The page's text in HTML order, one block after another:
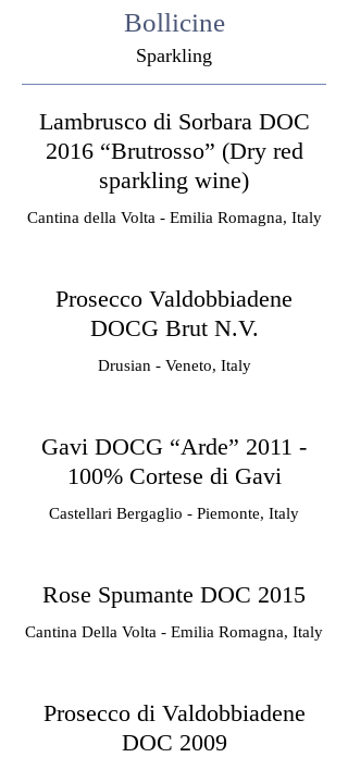
Bollicine
Sparkling
Lambrusco di Sorbara DOC
2016 “Brutrosso” (Dry red
sparkling wine)
Cantina della Volta - Emilia Romagna, Italy
Prosecco Valdobbiadene
DOCG Brut N.V.
Drusian - Veneto, Italy
Gavi DOCG “Arde” 2011 -
100% Cortese di Gavi
Castellari Bergaglio - Piemonte, Italy
Rose Spumante DOC 2015
Cantina Della Volta - Emilia Romagna, Italy
Prosecco di Valdobbiadene
DOC 2009